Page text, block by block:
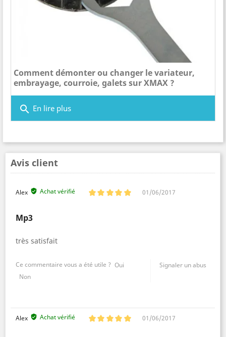
Comment démonter ou changer le variateur,
embrayage, courroie, galets sur XMAX ?
search En lire plus
Avis client
Alex Achat vérifié 01/06/2017
Mp3
très satisfait
Ce commentaire vous a été utile ? Oui
Non
Signaler un abus
Alex Achat vérifié 01/06/2017